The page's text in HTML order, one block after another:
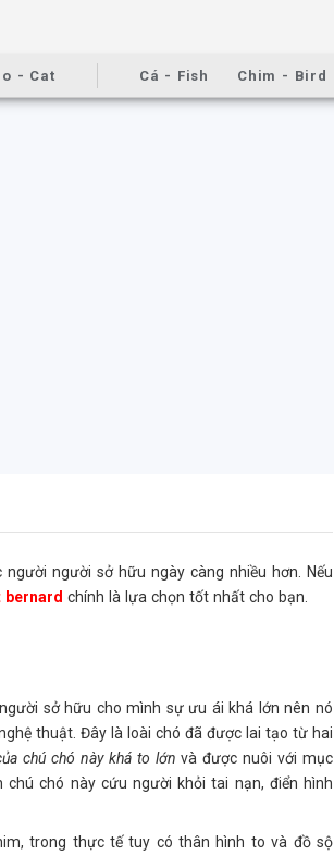
- Cat Cá - Fish Chim - Bird
người sở hữu ngày càng nhiều hơn. Nếu
bernard chính là lựa chọn tốt nhất cho bạn.
sở hữu cho mình sự ưu ái khá lớn nên nó
thuật. Đây là loài chó đã được lai tạo từ hai
chú chó này khá to lớn và được nuôi với mục
chó này cứu người khỏi tai nạn, điển hình
trong thực tế tuy có thân hình to và đồ sộ